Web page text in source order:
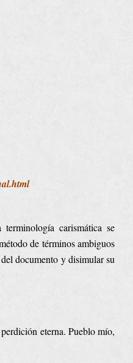
carismática se
de términos ambiguos
documento y disimular su
eterna. Pueblo mío,